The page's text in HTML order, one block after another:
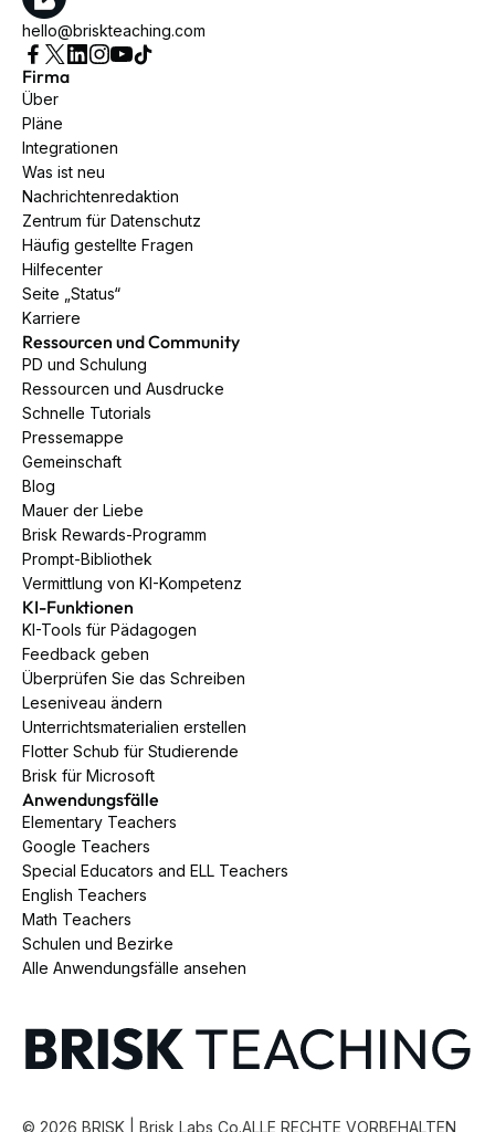
hello@briskteaching.com
Firma
Über
Pläne
Integrationen
Was ist neu
Nachrichtenredaktion
Zentrum für Datenschutz
Häufig gestellte Fragen
Hilfecenter
Seite „Status“
Karriere
Ressourcen und Community
PD und Schulung
Ressourcen und Ausdrucke
Schnelle Tutorials
Pressemappe
Gemeinschaft
Blog
Mauer der Liebe
Brisk Rewards-Programm
Prompt-Bibliothek
Vermittlung von KI-Kompetenz
KI-Funktionen
KI-Tools für Pädagogen
Feedback geben
Überprüfen Sie das Schreiben
Leseniveau ändern
Unterrichtsmaterialien erstellen
Flotter Schub für Studierende
Brisk für Microsoft
Anwendungsfälle
Elementary Teachers
Google Teachers
Special Educators and ELL Teachers
English Teachers
Math Teachers
Schulen und Bezirke
Alle Anwendungsfälle ansehen
© 2026 BRISK | Brisk Labs Co.ALLE RECHTE VORBEHALTEN